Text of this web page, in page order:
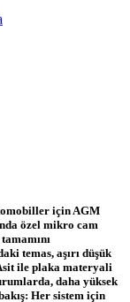
için AGM
özel mikro cam
temas, aşırı düşük
ile plaka materyali
daha yüksek
Her sistem için